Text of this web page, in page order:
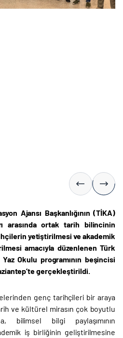
Ajansı Başkanlığının (TİKA)
arasında ortak tarih bilincinin
yetiştirilmesi ve akademik
amacıyla düzenlenen Türk
Okulu programının beşincisi
gerçekleştirildi.
genç tarihçileri bir araya
ve kültürel mirasın çok boyutlu
bilimsel bilgi paylaşımının
iş birliğinin geliştirilmesine